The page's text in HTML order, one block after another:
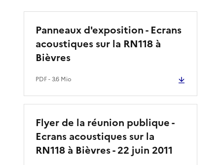
Panneaux d'exposition - Ecrans
acoustiques sur la RN118 à
Bièvres
PDF- 3.6 Mio
Flyer de la réunion publique -
Ecrans acoustiques sur la
RN118 à Bièvres - 22 juin 2011